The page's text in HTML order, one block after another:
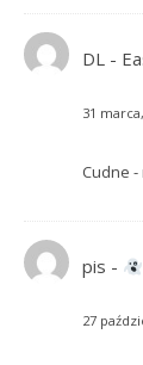
DL -
31
Cudne
pis -
27